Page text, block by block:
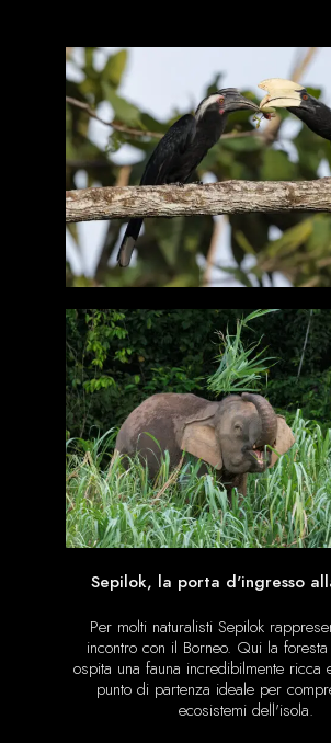
Sepilok, la porta d'ingresso
Per molti naturalisti Sepilok
incontro con il Borneo. Qui la
ospita una fauna incredibilmente ricca
punto di partenza ideale per
ecosistemi dell'isola.